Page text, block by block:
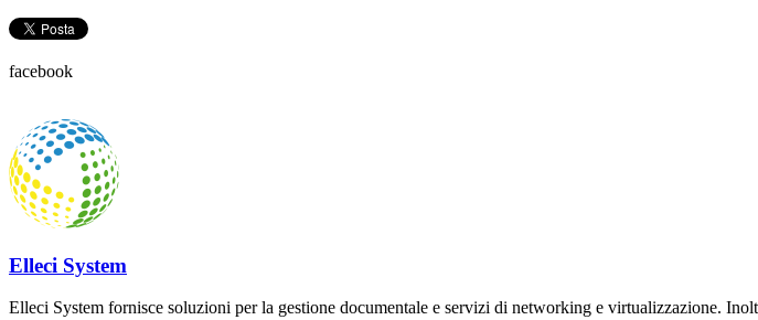
facebook
Elleci System
Elleci System fornisce soluzioni per la gestione documentale e servizi di networking e virtualizzazione.